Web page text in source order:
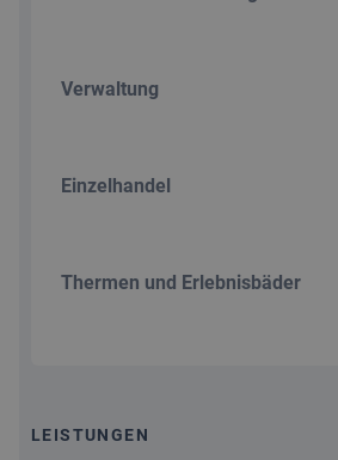
Verwaltung
Einzelhandel
Thermen und Erlebnisbäder
LEISTUNGEN